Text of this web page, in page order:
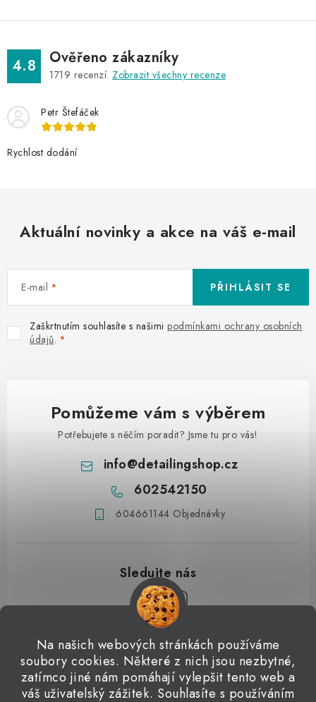
Na našich webových stránkách používáme
soubory cookies. Některé z nich jsou nezbytné,
zatímco jiné nám pomáhají vylepšit tento web a
váš uživatelský zážitek. Souhlasíte s používáním
4.8 Ověřeno zákazníky
1719 recenzí. Zobrazit všechny recenze
Petr Štefáček
Rychlost dodání
Aktuální novinky a akce na váš e-mail
E-mail
Zaškrtnutím souhlasíte s našimi podmínkami ochrany osobních
údajů.
PŘIHLÁSIT SE
Pomůžeme vám s výběrem
Potřebujete s něčím poradit? Jsme tu pro vás!
info@detailingshop.cz
602542150
604661144 Objednávky
Přijímáme online platby